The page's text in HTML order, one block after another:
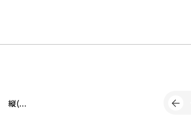
標準 グリーン 縦(個別請求書)